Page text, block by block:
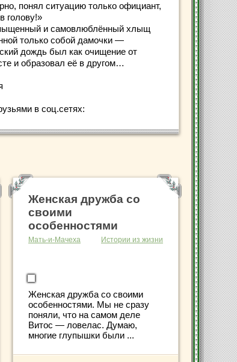
понял ситуацию только официант,
голову!»
и самовлюблённый хлыщ
только собой дамочки —
дождь был как очищение от
и образовал её в другом…
в соц.сетях:
Женская дружба со
своими
особенностями
Мать-и-Мачеха Истории из жизни
Женская дружба со своими
особенностями. Мы не сразу
поняли, что на самом деле
Витос — ловелас. Думаю,
многие глупышки были ...